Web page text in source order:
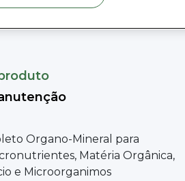
Organo-Mineral para
Matéria Orgânica,
e Microorganimos